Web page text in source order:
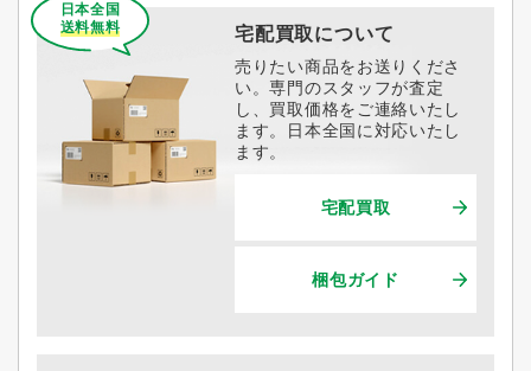
宅配買取について
日本全国
送料無料
売りたい商品をお送りくださ
い。専門のスタッフが査定
し、買取価格をご連絡いたし
ます。日本全国に対応いたし
ます。
宅配買取
梱包ガイド